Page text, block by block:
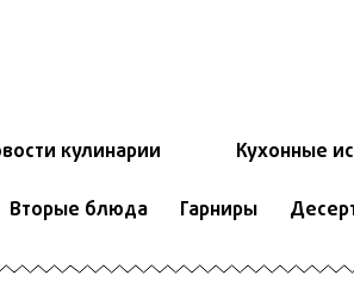
кулинарии Кухонные
Вторые блюда Гарниры